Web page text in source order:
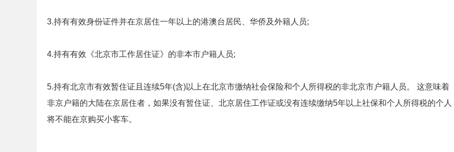
3.持有有效身份证件并在京居住一年以上的港澳台居民、华侨及外籍人员;
4.持有有效《北京市工作居住证》的非本市户籍人员;
5.持有北京市有效暂住证且连续5年(含)以上在北京市缴纳社会保险和个人所得税的非北京市户籍人员。 这意味着
非京户籍的大陆在京居住者，如果没有暂住证、北京居住工作证或没有连续缴纳5年以上社保和个人所得税的个人
将不能在京购买小客车。